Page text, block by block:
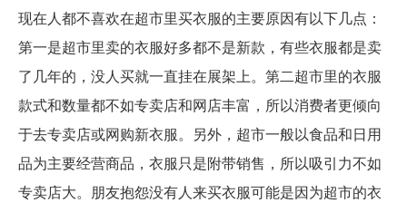
现在人都不喜欢在超市里买衣服的主要原因有以下几点：
第一是超市里卖的衣服好多都不是新款，有些衣服都是卖
了几年的，没人买就一直挂在展架上。第二超市里的衣服
款式和数量都不如专卖店和网店丰富，所以消费者更倾向
于去专卖店或网购新衣服。另外，超市一般以食品和日用
品为主要经营商品，衣服只是附带销售，所以吸引力不如
专卖店大。朋友抱怨没有人来买衣服可能是因为超市的衣